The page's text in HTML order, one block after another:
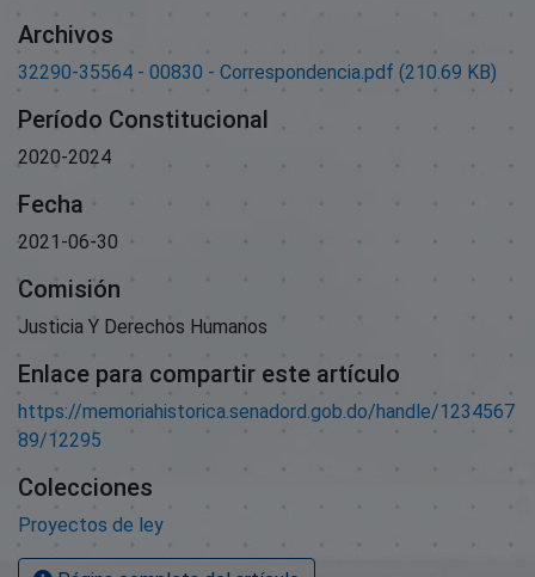
Archivos
32290-35564 - 00830 - Correspondencia.pdf (210.69 KB)
Período Constitucional
2020-2024
Fecha
2021-06-30
Comisión
Justicia Y Derechos Humanos
Enlace para compartir este artículo
https://memoriahistorica.senadord.gob.do/handle/1234567
89/12295
Colecciones
Proyectos de ley